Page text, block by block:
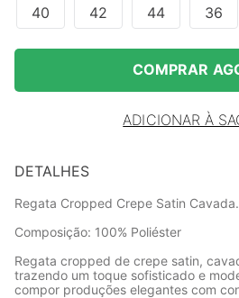
40 42 44 36
COMPRAR
ADICIONAR À
DETALHES
Regata Cropped Crepe Satin Cavada.
Composição: 100% Poliéster
Regata cropped de crepe satin,
trazendo um toque sofisticado e
compor produções elegantes com